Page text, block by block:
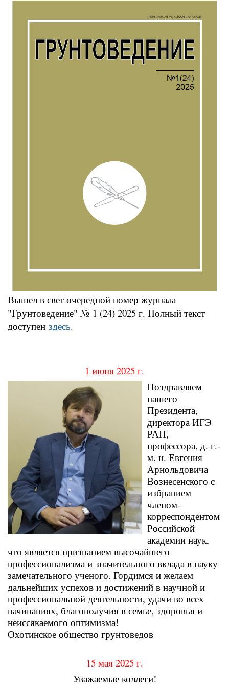
Вышел в свет очередной номер журнала
"Грунтоведение" № 1 (24) 2025 г. Полный текст
доступен здесь.
1 июня 2025 г.
Поздравляем
нашего
Президента,
директора ИГЭ
РАН,
профессора, д. г.-
м. н. Евгения
Арнольдовича
Вознесенского с
избранием
членом-
корреспондентом
Российской
академии наук,
что является признанием высочайшего
профессионализма и значительного вклада в науку
замечательного ученого. Гордимся и желаем
дальнейших успехов и достижений в научной и
профессиональной деятельности, удачи во всех
начинаниях, благополучия в семье, здоровья и
неиссякаемого оптимизма!
Охотинское общество грунтоведов
15 мая 2025 г.
Уважаемые коллеги!